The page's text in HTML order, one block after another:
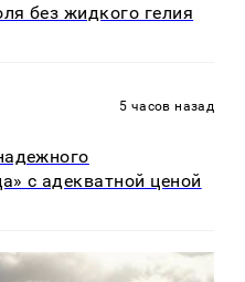
без жидкого гелия
5 часов назад
с адекватной ценой